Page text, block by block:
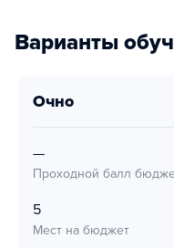
Варианты
очно
—
Проходной балл
5
Мест на бюджет